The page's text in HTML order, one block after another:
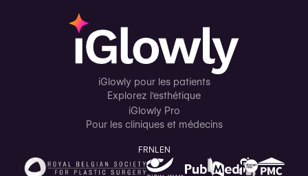
iGlowly pour les patients
Explorez l'esthétique
iGlowly Pro
Pour les cliniques et médecins
FRNL EN